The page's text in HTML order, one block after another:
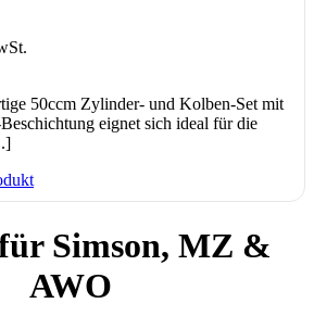
50ccm Zylinder- und Kolben-Set mit
eignet sich ideal für die
Simson, MZ &
AWO